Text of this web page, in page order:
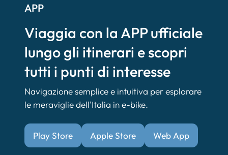
APP
Viaggia con la APP ufficiale
lungo gli itinerari e scopri
tutti i punti di interesse
Navigazione semplice e intuitiva per esplorare
le meraviglie dell'Italia in e-bike.
Play Store Apple Store Web App